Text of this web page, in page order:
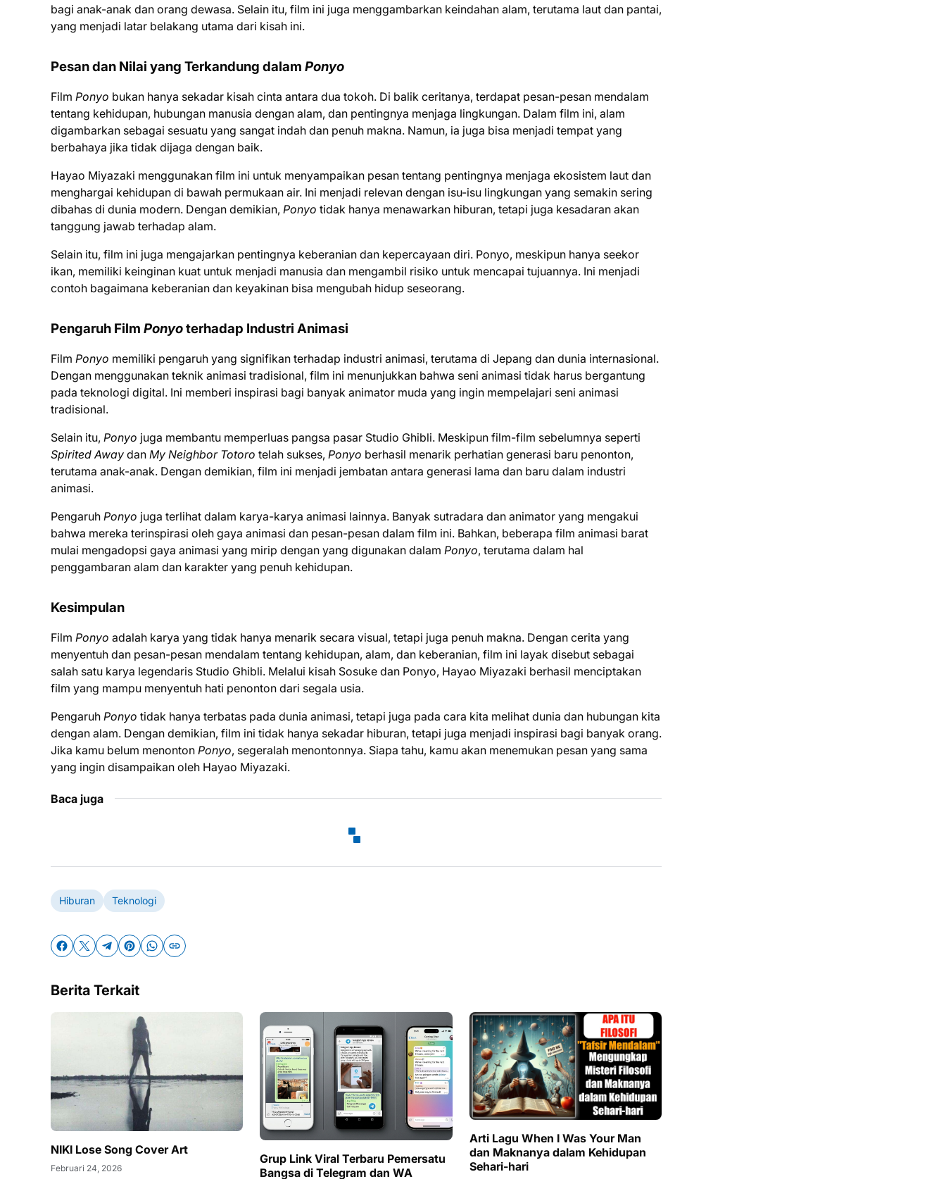
bagi anak-anak dan orang dewasa. Selain itu, film ini juga menggambarkan keindahan alam, terutama laut dan pantai,
yang menjadi latar belakang utama dari kisah ini.
Pesan dan Nilai yang Terkandung dalam Ponyo
Film Ponyo bukan hanya sekadar kisah cinta antara dua tokoh. Di balik ceritanya, terdapat pesan-pesan mendalam
tentang kehidupan, hubungan manusia dengan alam, dan pentingnya menjaga lingkungan. Dalam film ini, alam
digambarkan sebagai sesuatu yang sangat indah dan penuh makna. Namun, ia juga bisa menjadi tempat yang
berbahaya jika tidak dijaga dengan baik.
Hayao Miyazaki menggunakan film ini untuk menyampaikan pesan tentang pentingnya menjaga ekosistem laut dan
menghargai kehidupan di bawah permukaan air. Ini menjadi relevan dengan isu-isu lingkungan yang semakin sering
dibahas di dunia modern. Dengan demikian, Ponyo tidak hanya menawarkan hiburan, tetapi juga kesadaran akan
tanggung jawab terhadap alam.
Selain itu, film ini juga mengajarkan pentingnya keberanian dan kepercayaan diri. Ponyo, meskipun hanya seekor
ikan, memiliki keinginan kuat untuk menjadi manusia dan mengambil risiko untuk mencapai tujuannya. Ini menjadi
contoh bagaimana keberanian dan keyakinan bisa mengubah hidup seseorang.
Pengaruh Film Ponyoterhadap Industri Animasi
Film Ponyo memiliki pengaruh yang signifikan terhadap industri animasi, terutama di Jepang dan dunia internasional.
Dengan menggunakan teknik animasi tradisional, film ini menunjukkan bahwa seni animasi tidak harus bergantung
pada teknologi digital. Ini memberi inspirasi bagi banyak animator muda yang ingin mempelajari seni animasi
tradisional.
Selain itu, Ponyo juga membantu memperluas pangsa pasar Studio Ghibli. Meskipun film-film sebelumnya seperti
Spirited Away dan My Neighbor Totoro telah sukses, Ponyo berhasil menarik perhatian generasi baru penonton,
terutama anak-anak. Dengan demikian, film ini menjadi jembatan antara generasi lama dan baru dalam industri
animasi.
Pengaruh Ponyo juga terlihat dalam karya-karya animasi lainnya. Banyak sutradara dan animator yang mengakui
bahwa mereka terinspirasi oleh gaya animasi dan pesan-pesan dalam film ini. Bahkan, beberapa film animasi barat
mulai mengadopsi gaya animasi yang mirip dengan yang digunakan dalam Ponyo, terutama dalam hal
penggambaran alam dan karakter yang penuh kehidupan.
Kesimpulan
Film Ponyo adalah karya yang tidak hanya menarik secara visual, tetapi juga penuh makna. Dengan cerita yang
menyentuh dan pesan-pesan mendalam tentang kehidupan, alam, dan keberanian, film ini layak disebut sebagai
salah satu karya legendaris Studio Ghibli. Melalui kisah Sosuke dan Ponyo, Hayao Miyazaki berhasil menciptakan
film yang mampu menyentuh hati penonton dari segala usia.
Pengaruh Ponyo tidak hanya terbatas pada dunia animasi, tetapi juga pada cara kita melihat dunia dan hubungan kita
dengan alam. Dengan demikian, film ini tidak hanya sekadar hiburan, tetapi juga menjadi inspirasi bagi banyak orang.
Jika kamu belum menonton Ponyo, segeralah menontonnya. Siapa tahu, kamu akan menemukan pesan yang sama
yang ingin disampaikan oleh Hayao Miyazaki.
Baca juga
Hiburan Teknologi
Berita Terkait
NIKI Lose Song Cover Art
Februari 24, 2026
Grup Link Viral Terbaru Pemersatu
Bangsa di Telegram dan WA
Arti Lagu When I Was Your Man
dan Maknanya dalam Kehidupan
Sehari-hari